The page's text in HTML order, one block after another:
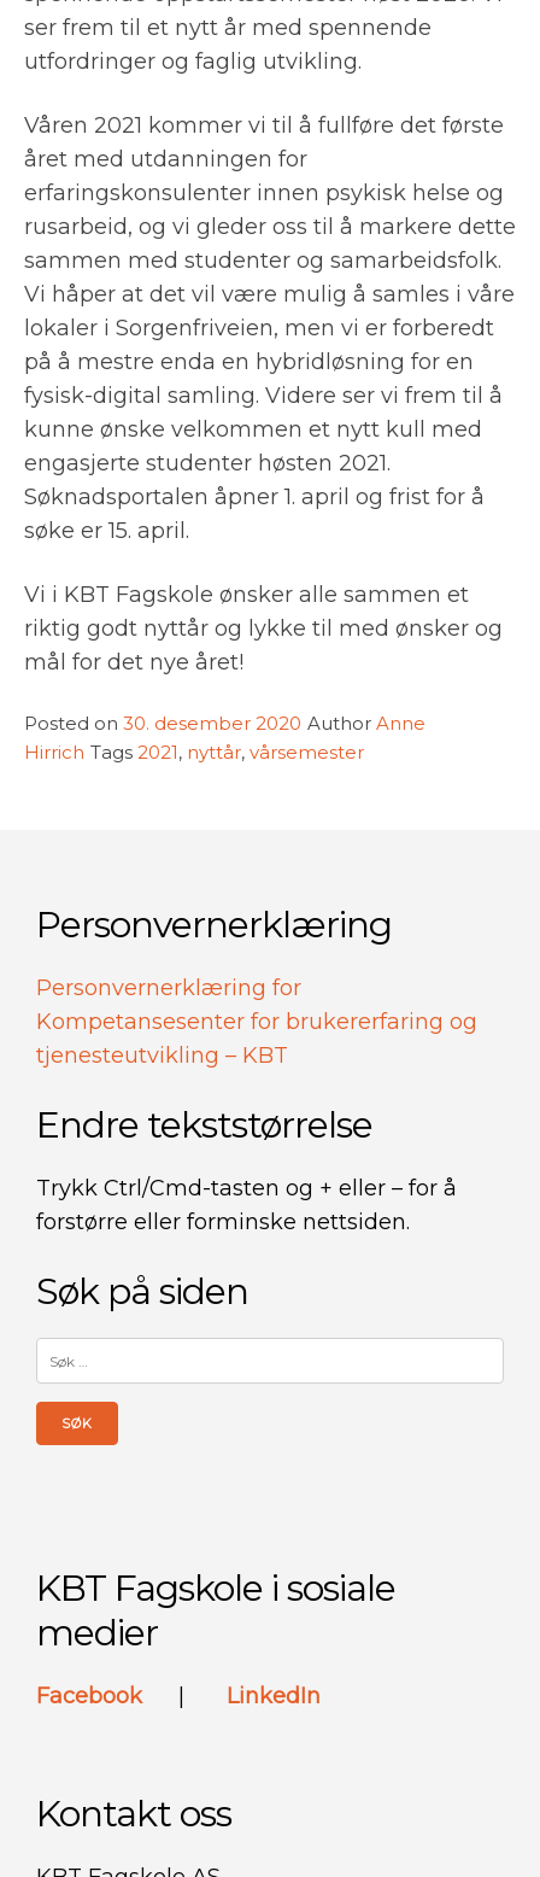
ser frem til et nytt år med spennende
utfordringer og faglig utvikling.
Våren 2021 kommer vi til å fullføre det første
året med utdanningen for
erfaringskonsulenter innen psykisk helse og
rusarbeid, og vi gleder oss til å markere dette
sammen med studenter og samarbeidsfolk.
Vi håper at det vil være mulig å samles i våre
lokaler i Sorgenfriveien, men vi er forberedt
på å mestre enda en hybridløsning for en
fysisk-digital samling. Videre ser vi frem til å
kunne ønske velkommen et nytt kull med
engasjerte studenter høsten 2021.
Søknadsportalen åpner 1. april og frist for å
søke er 15. april.
Vi i KBT Fagskole ønsker alle sammen et
riktig godt nyttår og lykke til med ønsker og
mål for det nye året!
Posted on 30. desember 2020 Author Anne
Hirrich Tags 2021, nyttår, vårsemester
Personvernerklæring
Personvernerklæring for
Kompetansesenter for brukererfaring og
tjenesteutvikling – KBT
Endre tekststørrelse
Trykk Ctrl/Cmd-tasten og + eller – for å
forstørre eller forminske nettsiden.
Søk på siden
etter:
KBT Fagskole i sosiale
medier
Facebook LinkedIn
Kontakt oss